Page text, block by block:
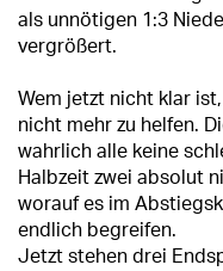
als unnötigen 1:3
vergrößert.
Wem jetzt nicht klar
nicht mehr zu helfen.
wahrlich alle keine
Halbzeit zwei absolut
worauf es im
endlich begreifen.
Jetzt stehen drei